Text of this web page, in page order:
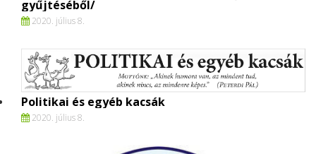
gyűjtéséből/
2020. július 8.
Politikai és egyéb kacsák
2020. július 8.